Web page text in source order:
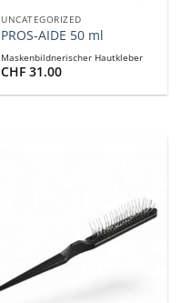
UNCATEGORIZED
PROS-AIDE 50 ml
Maskenbildnerischer Hautkleber
CHF 31.00